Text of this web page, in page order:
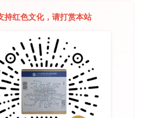
持红色文化，请打赏本站